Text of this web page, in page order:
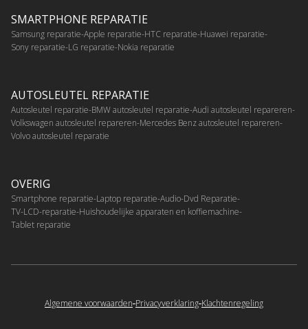
SMARTPHONE REPARATIE
Samsung reparatie Apple reparatie HTC reparatie Huawei reparatie
Sony reparatie LG reparatie Nokia reparatie
AUTOSLEUTEL REPARATIE
Autosleutel reparatie BMW autosleutel reparatie Audi autosleutel repareren
Volkswagen autosleutel repareren Mercedes Benz autosleutel repareren
Volvo autosleutel reparatie
OVERIG
Smartphone reparatie Laptop reparatie Audio-Dvd Reparatie
TV-LCD-reparatie Huishoudelijke apparaten en koffiemachine
Tablet reparatie
Algemene voorwaarden Privacyverklaring Klachtenregeling